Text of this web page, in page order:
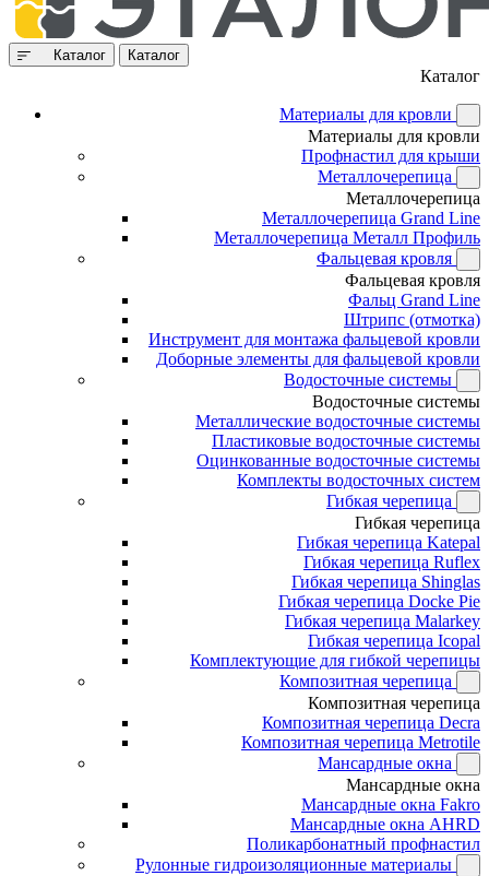
Каталог Каталог
Каталог
Материалы для кровли
Материалы для кровли
Профнастил для крыши
Металлочерепица
Металлочерепица
Металлочерепица Grand Line
Металлочерепица Металл Профиль
Фальцевая кровля
Фальцевая кровля
Фальц Grand Line
Штрипс (отмотка)
Инструмент для монтажа фальцевой кровли
Доборные элементы для фальцевой кровли
Водосточные системы
Водосточные системы
Металлические водосточные системы
Пластиковые водосточные системы
Оцинкованные водосточные системы
Комплекты водосточных систем
Гибкая черепица
Гибкая черепица
Гибкая черепица Katepal
Гибкая черепица Ruflex
Гибкая черепица Shinglas
Гибкая черепица Docke Pie
Гибкая черепица Malarkey
Гибкая черепица Icopal
Комплектующие для гибкой черепицы
Композитная черепица
Композитная черепица
Композитная черепица Decra
Композитная черепица Metrotile
Мансардные окна
Мансардные окна
Мансардные окна Fakro
Мансардные окна AHRD
Поликарбонатный профнастил
Рулонные гидроизоляционные материалы